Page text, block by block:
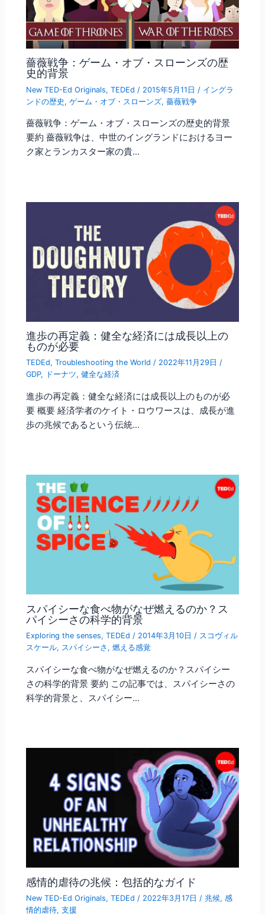
薔薇戦争：ゲーム・オブ・スローンズの歴
史的背景
New TED-Ed Originals,TEDEd / 2015年5月11日 / イングラ
ンドの歴史 ,ゲーム・オブ・スローンズ,薔薇戦争
薔薇戦争：ゲーム・オブ・スローンズの歴史的背景
要約 薔薇戦争は、中世のイングランドにおけるヨー
ク家とランカスター家の貴…
進歩の再定義：健全な経済には成長以上の
ものが必要
TEDEd,Troubleshooting the World / 2022年11月29日/
GDP, ドーナツ,健全な経済
進歩の再定義：健全な経済には成長以上のものが必
要 概要 経済学者のケイト・ロウワースは、成長が進
歩の兆候であるという伝統…
スパイシーな食べ物がなぜ燃えるのか？ス
パイシーさの科学的背景
Exploring the senses,TEDEd / 2014年3月10日/ スコヴィル
スケール, スパイシーさ ,燃える感覚
スパイシーな食べ物がなぜ燃えるのか？スパイシー
さの科学的背景 要約 この記事では、スパイシーさの
科学的背景と、スパイシー…
感情的虐待の兆候：包括的なガイド
New TED-Ed Originals,TEDEd / 2022年3月17日 /兆候,感
情的虐待,支援